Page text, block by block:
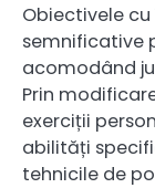
Obiectivele
semnificative
acomodând
Prin
exerciții
abilități
tehnicile de